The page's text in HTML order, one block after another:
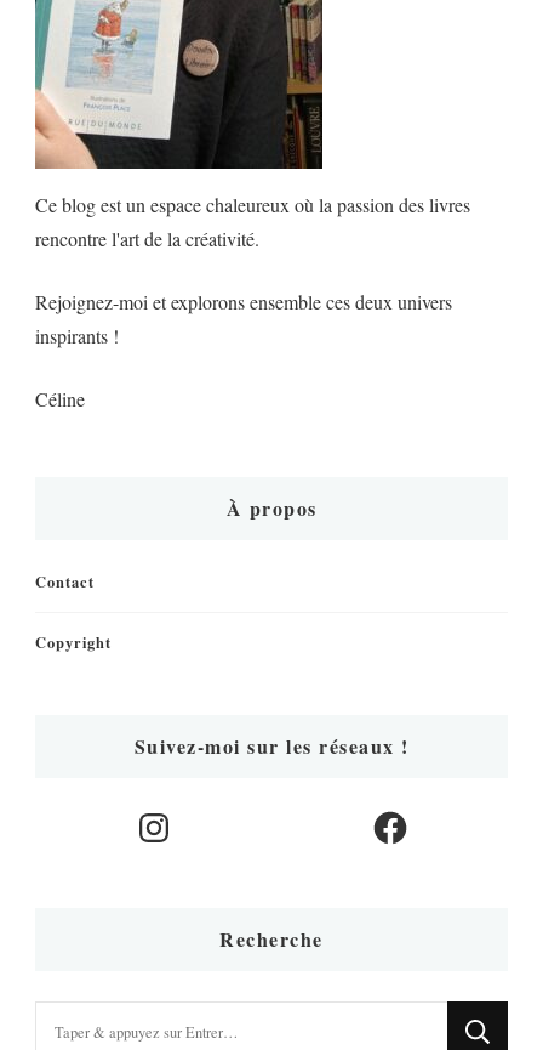
Ce blog est un espace chaleureux où la passion des livres
rencontre l'art de la créativité.
Rejoignez-moi et explorons ensemble ces deux univers
inspirants !
Céline
À propos
Contact
Copyright
Suivez-moi sur les réseaux !
Instagram Facebook
Recherche